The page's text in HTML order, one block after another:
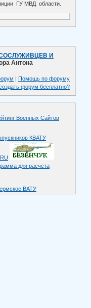
ГУ МВД области.
И
Антона
| Помощь по форуму